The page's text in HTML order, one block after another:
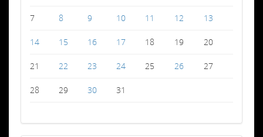
7 8 9 10 11 12 13
14 15 16 17 18 19 20
21 22 23 24 25 26 27
28 29 30 31